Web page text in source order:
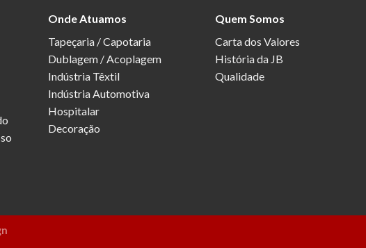
Onde Atuamos
Tapeçaria / Capotaria
Dublagem / Acoplagem
Indústria Têxtil
Indústria Automotiva
Hospitalar
Decoração
Quem Somos
Carta dos Valores
História da JB
Qualidade